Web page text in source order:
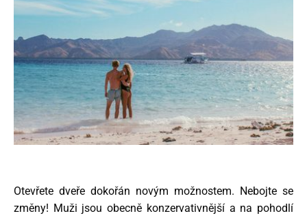
Otevřete dveře dokořán novým možnostem. Nebojte se
změny! Muži jsou obecně konzervativnější a na pohodlí